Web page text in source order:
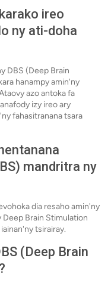
ireo
ny ati-doha
DBS (Deep Brain
hanampy amin'ny
azo antoka fa
izy ireo ary
fahasitranana tsara
mandritra ny
dia resaho amin'ny
Deep Brain Stimulation
tsirairay.
(Deep Brain